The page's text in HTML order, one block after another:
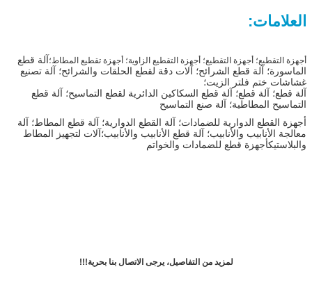
العلامات:
أجهزة التقطيع؛ أجهزة التقطيع؛ أجهزة التقطيع الزاوية؛ أجهزة تقطيع المطاط؛آلة قطع
الماسورة؛ آلة قطع الشرائح؛ آلات دقة لقطع الحلقات والشرائح؛ آلة تصنيع
غشاشات ختم فلتر الزيت؛
آلة قطع؛ آلة قطع؛ آلة قطع السكاكين الدائرية لقطع التماسيح؛ آلة قطع
التماسيح المطاطية؛ آلة صنع التماسيح
أجهزة القطع الدوارية للضمادات؛ آلة القطع الدوارية؛ آلة قطع المطاط؛ آلة
معالجة الأنابيب والأنابيب؛ آلة قطع الأنابيب والأنابيب؛آلات لتجهيز المطاط
والبلاستيكأجهزة قطع للضمادات والخواتم
لمزيد من التفاصيل، يرجى الاتصال بنا بحرية!!!